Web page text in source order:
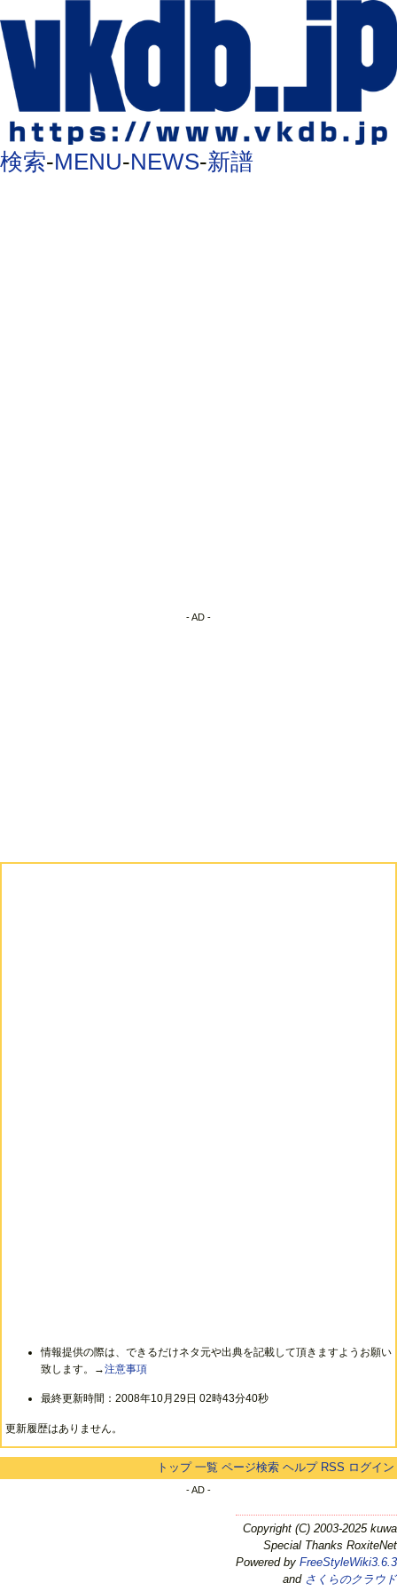
検索-MENU-NEWS-新譜
- AD -
情報提供の際は、できるだけネタ元や出典を記載して頂きますようお願い
致します。→注意事項
最終更新時間：2008年10月29日 02時43分40秒
更新履歴はありません。
トップ 一覧 ページ検索 ヘルプ RSS ログイン
- AD -
Copyright (C) 2003-2025 kuwa
Special Thanks RoxiteNet
Powered by FreeStyleWiki3.6.3
and さくらのクラウド